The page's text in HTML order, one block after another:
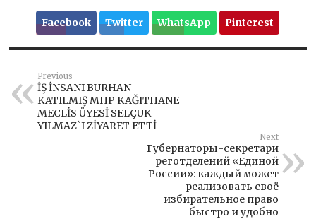
Facebook Twitter WhatsApp Pinterest
Previous
İŞ İNSANI BURHAN
KATILMIŞ MHP KAĞITHANE
MECLİS ÜYESİ SELÇUK
YILMAZ`I ZİYARET ETTİ
Next
Губернаторы-секретари
реготделений «Единой
России»: каждый может
реализовать своё
избирательное право
быстро и удобно